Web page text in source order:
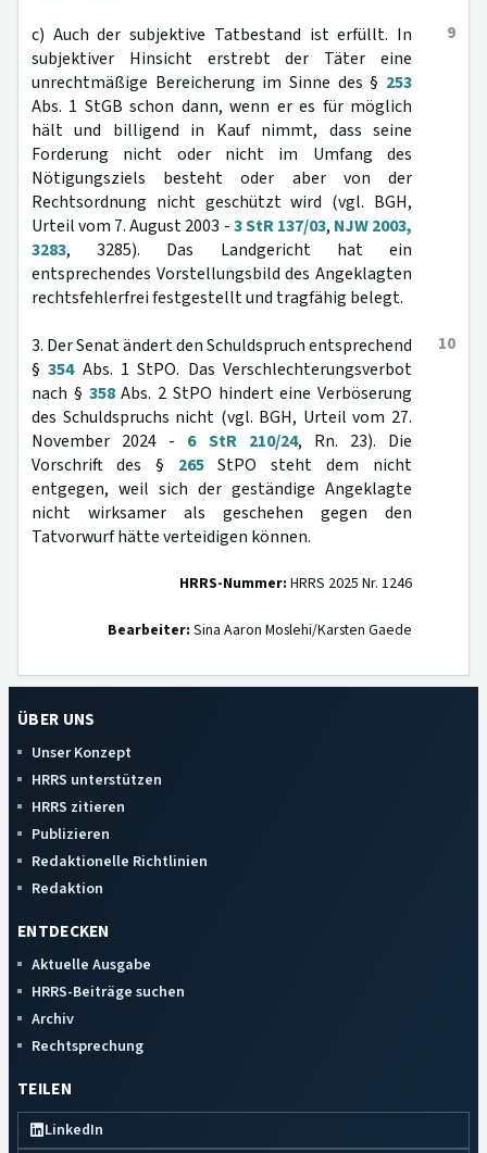
9
c) Auch der subjektive Tatbestand ist erfüllt. In
subjektiver Hinsicht erstrebt der Täter eine
unrechtmäßige Bereicherung im Sinne des § 253
Abs. 1 StGB schon dann, wenn er es für möglich
hält und billigend in Kauf nimmt, dass seine
Forderung nicht oder nicht im Umfang des
Nötigungsziels besteht oder aber von der
Rechtsordnung nicht geschützt wird (vgl. BGH,
Urteil vom 7. August 2003 -3 StR 137/03, NJW 2003,
3283, 3285). Das Landgericht hat ein
entsprechendes Vorstellungsbild des Angeklagten
rechtsfehlerfrei festgestellt und tragfähig belegt.
10
3. Der Senat ändert den Schuldspruch entsprechend
§354Abs. 1 StPO. Das Verschlechterungsverbot
nach § 358Abs. 2 StPO hindert eine Verböserung
des Schuldspruchs nicht (vgl. BGH, Urteil vom 27.
November 2024 - 6 StR 210/24, Rn. 23). Die
Vorschrift des § 265StPO steht dem nicht
entgegen, weil sich der geständige Angeklagte
nicht wirksamer als geschehen gegen den
Tatvorwurf hätte verteidigen können.
HRRS-Nummer: HRRS 2025 Nr. 1246
Bearbeiter: Sina Aaron Moslehi/Karsten Gaede
ÜBER UNS
Unser Konzept
HRRS unterstützen
HRRS zitieren
Publizieren
Redaktionelle Richtlinien
Redaktion
ENTDECKEN
Aktuelle Ausgabe
HRRS-Beiträge suchen
Archiv
Rechtsprechung
TEILEN
LinkedIn